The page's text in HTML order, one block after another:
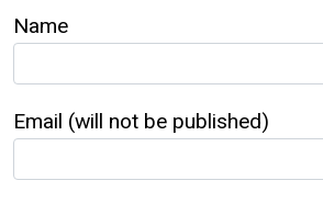
Name
Email (will not be published)